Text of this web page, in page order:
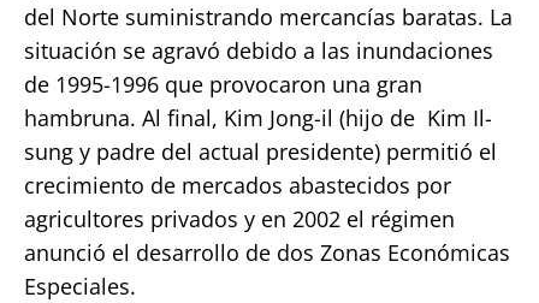
del Norte suministrando mercancías baratas. La
situación se agravó debido a las inundaciones
de 1995-1996 que provocaron una gran
hambruna. Al final, Kim Jong-il (hijo de Kim Il-
sung y padre del actual presidente) permitió el
crecimiento de mercados abastecidos por
agricultores privados y en 2002 el régimen
anunció el desarrollo de dos Zonas Económicas
Especiales.